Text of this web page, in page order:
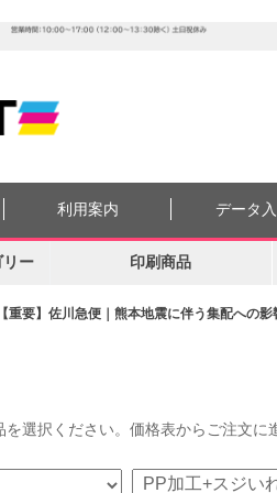
【重要】佐川急便｜熊本地震に伴う集配への
利用案内 データ
リー 印刷商品
選択ください。価格表からご注文に